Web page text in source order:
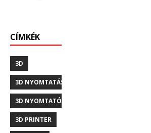
CÍMKÉK
3D
3D NYOMTATÁS
3D NYOMTATÓ
3D PRINTER